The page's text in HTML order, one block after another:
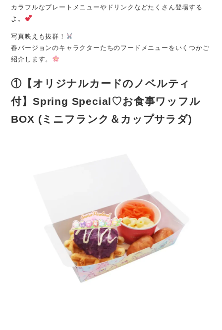
カラフルなプレートメニューやドリンクなどたくさん登場する
よ。
写真映えも抜群！
春バージョンのキャラクターたちのフードメニューをいくつかご
紹介します。
①【オリジナルカードのノベルティ
付】Spring Special♡お食事ワッフル
BOX (ミニフランク＆カップサラダ)